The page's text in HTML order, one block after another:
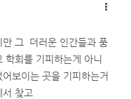
만 그 더러운 인간들과 품
학회를 기피하는게 아니
보이는 곳을 기피하는거
찾고